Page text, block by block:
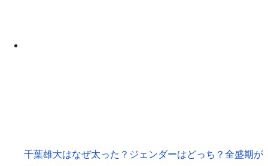
千葉雄大はなぜ太った？ジェンダーはどっち？全盛期が